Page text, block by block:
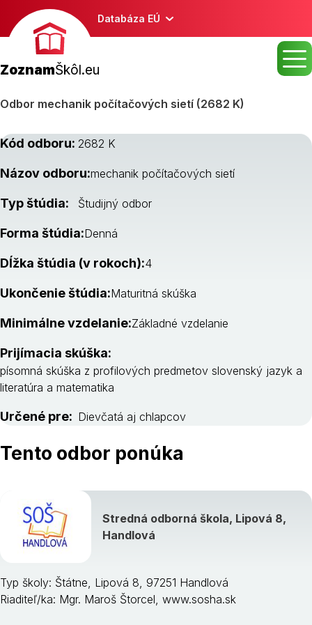
Databáza EÚ
ZoznamŠkôl.eu
Odbor mechanik počítačových sietí (2682 K)
Kód odboru: 2682 K
Názov odboru:mechanik počítačových sietí
Typ štúdia: Študijný odbor
Forma štúdia:Denná
Dĺžka štúdia (v rokoch):4
Ukončenie štúdia:Maturitná skúška
Minimálne vzdelanie:Základné vzdelanie
Prijímacia skúška:
písomná skúška z profilových predmetov slovenský jazyk a
literatúra a matematika
Určené pre: Dievčatá aj chlapcov
Tento odbor ponúka
Stredná odborná škola, Lipová 8,
Handlová
Typ školy: Štátne, Lipová 8, 97251 Handlová
Riaditeľ/ka: Mgr. Maroš Štorcel, www.sosha.sk